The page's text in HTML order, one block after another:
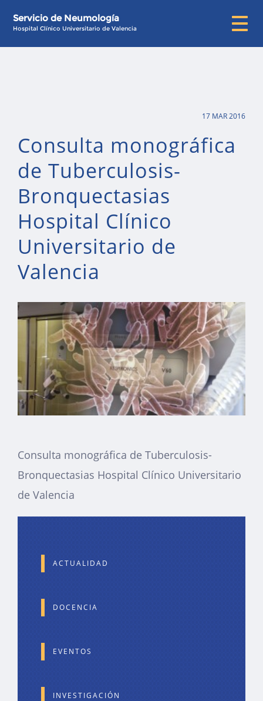
Servicio de Neumología
Hospital Clínico Universitario de Valencia
17 MAR 2016
Consulta monográfica
de Tuberculosis-
Bronquectasias
Hospital Clínico
Universitario de
Valencia
Consulta monográfica de Tuberculosis-
Bronquectasias Hospital Clínico Universitario
de Valencia
ACTUALIDAD
DOCENCIA
EVENTOS
INVESTIGACIÓN